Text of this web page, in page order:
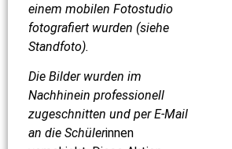
einem mobilen Fotostudio
fotografiert wurden (siehe
Standfoto).
Die Bilder wurden im
Nachhinein professionell
zugeschnitten und per E-Mail
an die Schülerinnen